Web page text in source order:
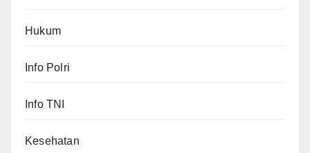
Hukum
Info Polri
Info TNI
Kesehatan